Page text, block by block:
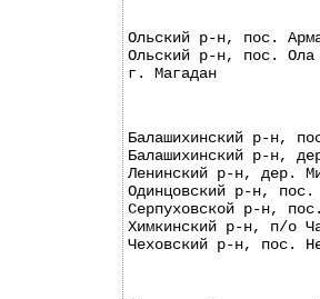
Ольский р-н,
Ольский р-н,
г. Магадан
Балашихинский р-н,
Балашихинский р-
Ленинский р-н,
Одинцовский р-н,
Серпуховской р-н,
Химкинский р-н,
Чеховский р-н,